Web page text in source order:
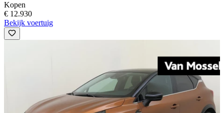
Kopen
€ 12.930
Bekijk voertuig